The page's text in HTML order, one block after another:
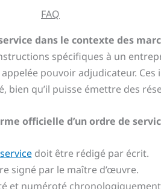
FAQ
dans le contexte des
spécifiques à un
pouvoir adjudicateur.
bien qu’il puisse émettre des
officielle d’un ordre de
doit être rédigé par écrit.
signé par le maître d’œuvre.
et numéroté